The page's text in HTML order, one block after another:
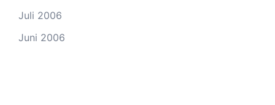
Juli 2006
Juni 2006